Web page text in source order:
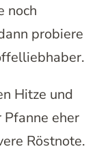
noch
probiere
Hitze und
eher
Röstnote.